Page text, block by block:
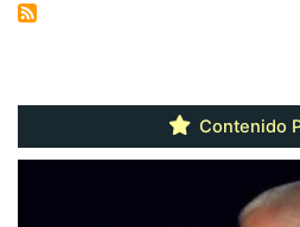
Contenido